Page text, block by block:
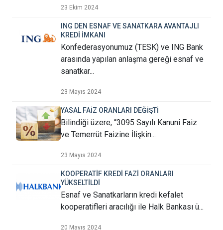
23 Ekim 2024
ING DEN ESNAF VE SANATKARA AVANTAJLI
KREDİ İMKANI
Konfederasyonumuz (TESK) ve ING Bank
arasında yapılan anlaşma gereği esnaf ve
sanatkar...
23 Mayıs 2024
YASAL FAİZ ORANLARI DEĞİŞTİ
Bilindiği üzere, “3095 Sayılı Kanuni Faiz
ve Temerrüt Faizine İlişkin...
23 Mayıs 2024
KOOPERATİF KREDİ FAZİ ORANLARI
YÜKSELTİLDİ
Esnaf ve Sanatkarların kredi kefalet
kooperatifleri aracılığı ile Halk Bankası ü...
20 Mayıs 2024